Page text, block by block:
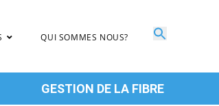
QUI SOMMES NOUS?
GESTION DE LA FIBRE